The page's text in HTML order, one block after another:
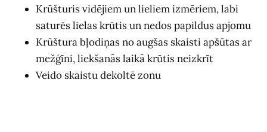
Krūšturis vidējiem un lieliem izmēriem, labi
saturēs lielas krūtis un nedos papildus apjomu
Krūštura bļodiņas no augšas skaisti apšūtas ar
mežģīni, liekšanās laikā krūtis neizkrīt
Veido skaistu dekoltē zonu